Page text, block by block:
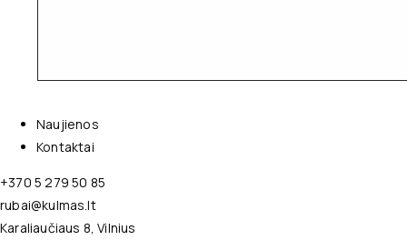
Naujienos
Kontaktai
+370 5 279 50 85
rubai@kulmas.lt
Karaliaučiaus 8, Vilnius